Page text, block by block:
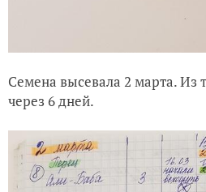
Семена высевала 2 марта. Из
через 6 дней.